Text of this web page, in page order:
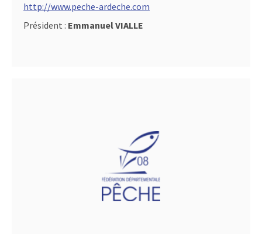
http://www.peche-ardeche.com
Président : Emmanuel VIALLE